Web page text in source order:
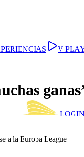
LOGIN
V
a la Europa League